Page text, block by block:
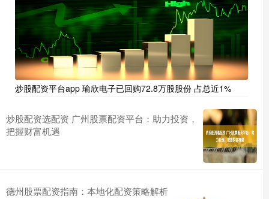
炒股配资平台app 瑜欣电子已回购72.8万股股份 占总近1%
炒股配资选配资 广州股票配资平台：助力投资，
把握财富机遇
德州股票配资指南：本地化配资策略解析